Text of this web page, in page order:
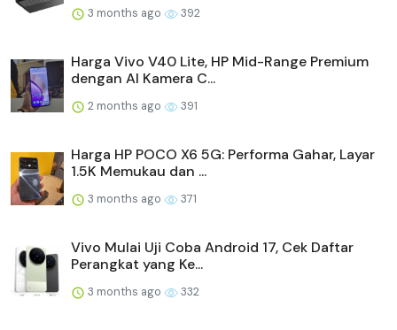
3 months ago 392
Harga Vivo V40 Lite, HP Mid-Range Premium
dengan AI Kamera C...
2 months ago 391
Harga HP POCO X6 5G: Performa Gahar, Layar
1.5K Memukau dan ...
3 months ago 371
Vivo Mulai Uji Coba Android 17, Cek Daftar
Perangkat yang Ke...
3 months ago 332